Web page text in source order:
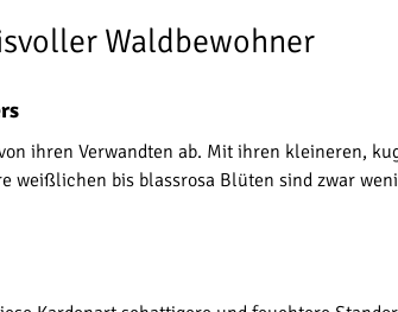
Waldbewohner
ihren Verwandten ab. Mit ihren kleineren,
bis blassrosa Blüten sind zwar